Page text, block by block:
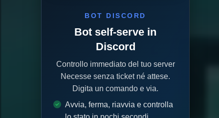
BOT DISCORD
Bot self-serve in
Discord
Controllo immediato del tuo server
Necesse senza ticket né attese.
Digita un comando e via.
Avvia, ferma, riavvia e controlla